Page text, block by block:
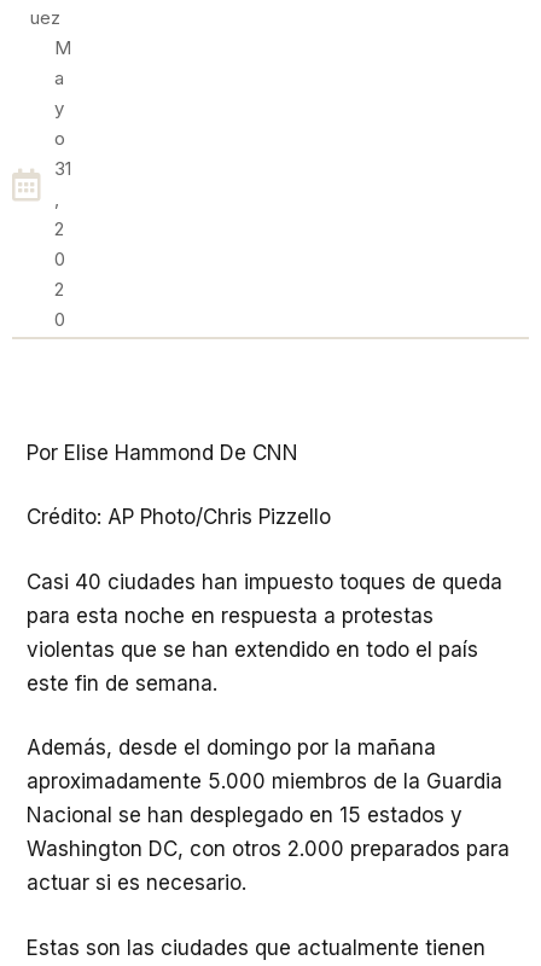
Uez
M
A
Y
O
31
,
2
0
2
0
Por Elise Hammond De CNN
Crédito: AP Photo/Chris Pizzello
Casi 40 ciudades han impuesto toques de queda
para esta noche en respuesta a protestas
violentas que se han extendido en todo el país
este fin de semana.
Además, desde el domingo por la mañana
aproximadamente 5.000 miembros de la Guardia
Nacional se han desplegado en 15 estados y
Washington DC, con otros 2.000 preparados para
actuar si es necesario.
Estas son las ciudades que actualmente tienen